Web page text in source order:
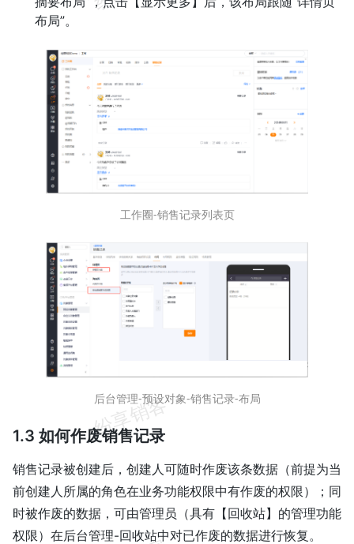
布局”。
工作圈-销售记录列表页
后台管理-预设对象-销售记录-布局
1.3 如何作废销售记录
销售记录被创建后，创建人可随时作废该条数据（前提为当
前创建人所属的角色在业务功能权限中有作废的权限）；同
时被作废的数据，可由管理员（具有【回收站】的管理功能
权限）在后台管理-回收站中对已作废的数据进行恢复。